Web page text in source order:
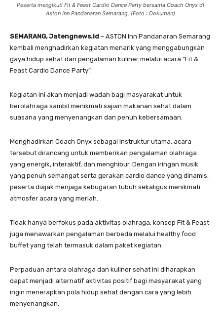
Peserta mengikuti Fit & Feast Cardio Dance Party bersama Coach Onyx di
Aston Inn Pandanaran Semarang. (Foto : Dokumen)
SEMARANG, Jatengnews.id – ASTON Inn Pandanaran Semarang
kembali menghadirkan kegiatan menarik yang menggabungkan
gaya hidup sehat dan pengalaman kuliner melalui acara “Fit &
Feast Cardio Dance Party”.
Kegiatan ini akan menjadi wadah bagi masyarakat untuk
berolahraga sambil menikmati sajian makanan sehat dalam
suasana yang menyenangkan dan penuh kebersamaan.
Menghadirkan Coach Onyx sebagai instruktur utama, acara
tersebut dirancang untuk memberikan pengalaman olahraga
yang energik, interaktif, dan menghibur. Dengan iringan musik
yang penuh semangat serta gerakan cardio dance yang dinamis,
peserta diajak menjaga kebugaran tubuh sekaligus menikmati
atmosfer acara yang meriah.
Tidak hanya berfokus pada aktivitas olahraga, konsep Fit & Feast
juga menawarkan pengalaman berbeda melalui healthy food
buffet yang telah termasuk dalam paket kegiatan.
Perpaduan antara olahraga dan kuliner sehat ini diharapkan
dapat menjadi alternatif aktivitas positif bagi masyarakat yang
ingin menerapkan pola hidup sehat dengan cara yang lebih
menyenangkan.